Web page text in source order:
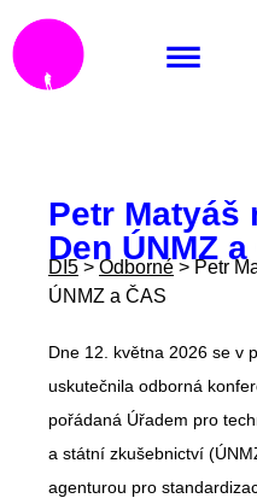
Petr Matyáš
Den ÚNMZ a
DI5 > Odborné > Petr
ÚNMZ a ČAS
Dne 12. května 2026 se v
uskutečnila odborná
pořádaná Úřadem pro
a státní zkušebnictví
agenturou pro